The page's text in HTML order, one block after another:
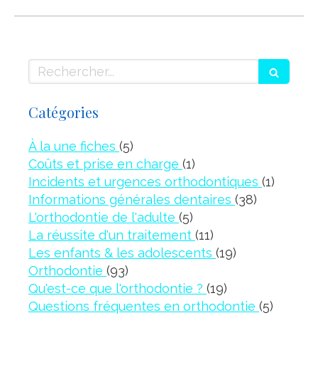
Rechercher
Catégories
À la une fiches (5)
Coûts et prise en charge (1)
Incidents et urgences orthodontiques (1)
Informations générales dentaires (38)
L'orthodontie de l'adulte (5)
La réussite d'un traitement (11)
Les enfants & les adolescents (19)
Orthodontie (93)
Qu'est-ce que l'orthodontie ? (19)
Questions fréquentes en orthodontie (5)